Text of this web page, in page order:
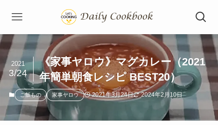
《家事ヤロウ》マグカレー（2021
年簡単朝食レシピ BEST20）
2021
3/24
ご飯もの 家事ヤロウ 2021年3月24日 2024年2月10日